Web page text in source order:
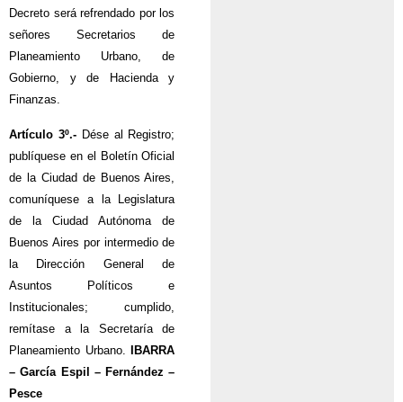
Decreto será refrendado por los
señores Secretarios de
Planeamiento Urbano, de
Gobierno, y de Hacienda y
Finanzas.
Artículo 3º.-Dése al Registro;
publíquese en el Boletín Oficial
de la Ciudad de Buenos Aires,
comuníquese a la Legislatura
de la Ciudad Autónoma de
Buenos Aires por intermedio de
la Dirección General de
Asuntos Políticos e
Institucionales; cumplido,
remítase a la Secretaría de
Planeamiento Urbano.
IBARRA
– García Espil – Fernández –
Pesce